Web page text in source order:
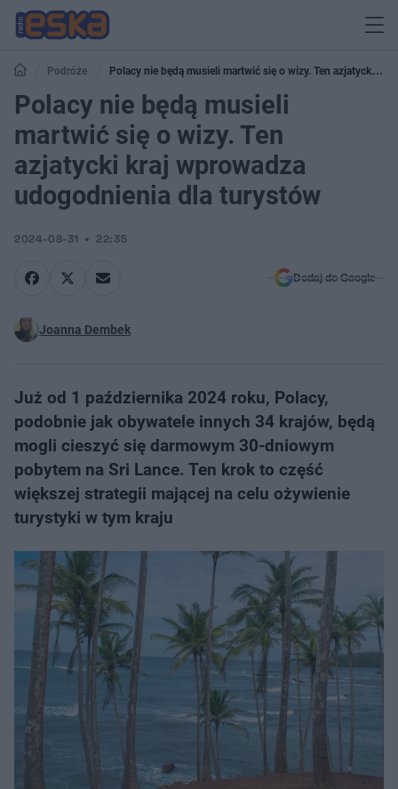
Podróże
Polacy nie będą musieli martwić się o wizy. Ten azjatycki kraj
wprowadza udogodnienia dla turystów
Polacy nie będą musieli
martwić się o wizy. Ten
azjatycki kraj wprowadza
udogodnienia dla turystów
2024-08-31 22:35
Dodaj do Google
Joanna Dembek
Już od 1 października 2024 roku, Polacy,
podobnie jak obywatele innych 34 krajów, będą
mogli cieszyć się darmowym 30-dniowym
pobytem na Sri Lance. Ten krok to część
większej strategii mającej na celu ożywienie
turystyki w tym kraju